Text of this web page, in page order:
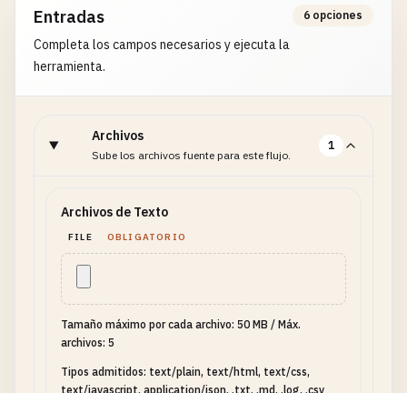
Entradas
Completa los campos necesarios y ejecuta la
herramienta.
6 opciones
Archivos
Sube los archivos fuente para este flujo.
1
Archivos de Texto
FILE OBLIGATORIO
Tamaño máximo por cada archivo: 50 MB / Máx.
archivos: 5
Tipos admitidos: text/plain, text/html, text/css,
text/javascript, application/json, .txt, .md, .log, .csv